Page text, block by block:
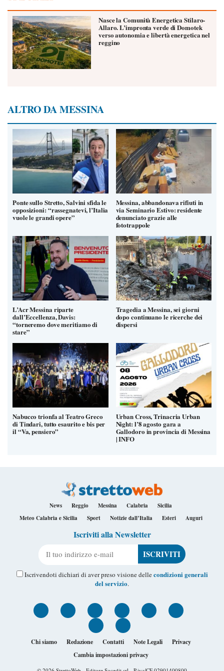
Nasce la Comunità Energetica Stilaro-
Allaro. L’impronta verde di Domotek
verso autonomia e libertà energetica nel
reggino
ALTRO DA MESSINA
Ponte sullo Stretto, Salvini sfida le
opposizioni: “rassegnatevi, l’Italia
vuole le grandi opere”
Messina, abbandonava rifiuti in
via Seminario Estivo: residente
denunciato grazie alle
fototrappole
L’Acr Messina riparte
dall’Eccellenza, Davis:
“torneremo dove meritiamo di
stare”
Tragedia a Messina, sei giorni
dopo continuano le ricerche dei
dispersi
Nabucco trionfa al Teatro Greco
di Tindari, tutto esaurito e bis per
il “Va, pensiero”
Urban Cross, Trinacria Urban
Night: l’8 agosto gara a
Gallodoro in provincia di Messina
| INFO
News Reggio Messina Calabria
Sicilia
Meteo Calabria e Sicilia
Sport Notizie dall’Italia Esteri Auguri
Iscriviti alla Newsletter
Iscrivendoti dichiari di aver preso visione dellecondizioni generali
del servizio.
Chi siamo Redazione Contatti Note Legali
Privacy
Cambia impostazioni privacy